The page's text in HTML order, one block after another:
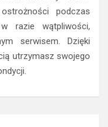
podczas
razie wątpliwości,
serwisem. Dzięki
utrzymasz swojego